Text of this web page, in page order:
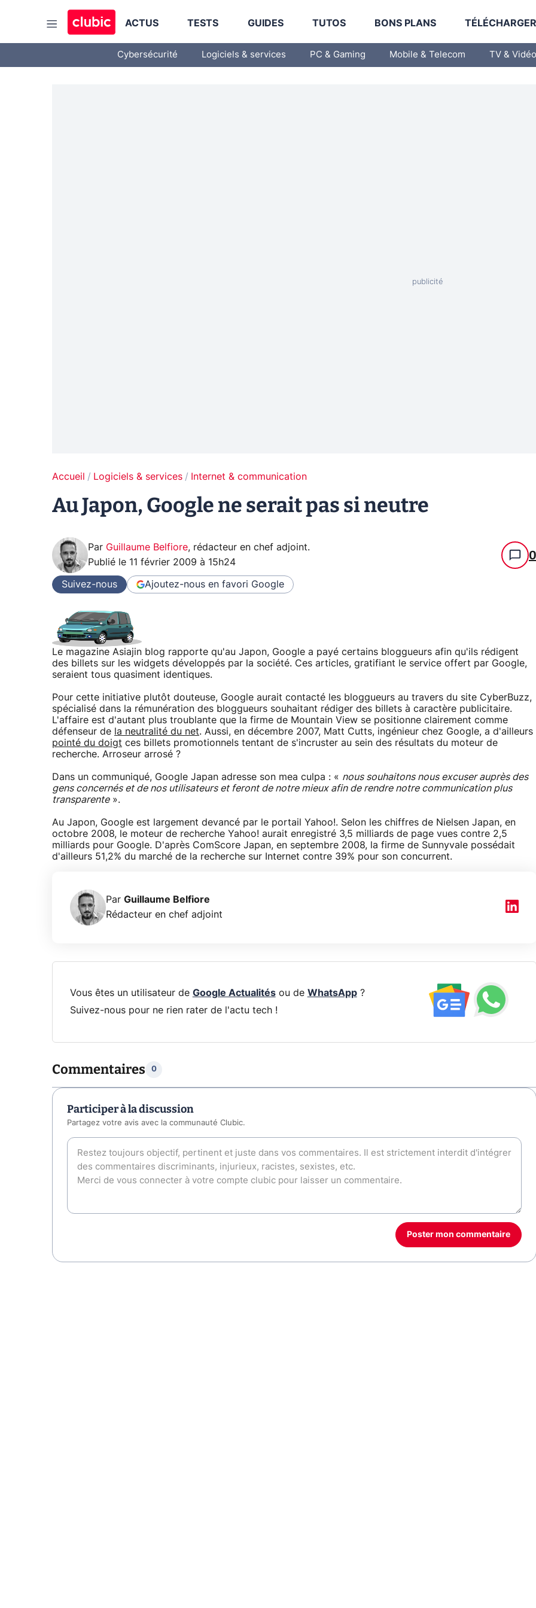
ACTUS TESTS GUIDES TUTOS BONS PLANS
Cybersécurité Logiciels & services PC & Gaming Mobile & Telecom TV & Vidéo
Accueil Logiciels & services Internet & communication
Au Japon, Google ne serait pas si neutre
Par Guillaume Belfiore, rédacteur en chef adjoint.
Publié le 11 février 2009 à 15h24 0
Suivez-nous Ajoutez-nous en favori Google
Le magazine Asiajin blog rapporte qu'au Japon, Google a payé certains bloggueurs afin qu'ils rédigent
des billets sur les widgets développés par la société. Ces articles, gratifiant le service offert par Google,
seraient tous quasiment identiques.
Pour cette initiative plutôt douteuse, Google aurait contacté les bloggueurs au travers du site CyberBuzz,
spécialisé dans la rémunération des bloggueurs souhaitant rédiger des billets à caractère publicitaire.
L'affaire est d'autant plus troublante que la firme de Mountain View se positionne clairement comme
défenseur de la neutralité du net. Aussi, en décembre 2007, Matt Cutts, ingénieur chez Google, a d'ailleurs
pointé du doigt ces billets promotionnels tentant de s'incruster au sein des résultats du moteur de
recherche. Arroseur arrosé ?
Dans un communiqué, Google Japan adresse son mea culpa : « nous souhaitons nous excuser auprès des
gens concernés et de nos utilisateurs et feront de notre mieux afin de rendre notre communication plus
transparente».
Au Japon, Google est largement devancé par le portail Yahoo!. Selon les chiffres de Nielsen Japan, en
octobre 2008, le moteur de recherche Yahoo! aurait enregistré 3,5 milliards de page vues contre 2,5
milliards pour Google. D'après ComScore Japan, en septembre 2008, la firme de Sunnyvale possédait
d'ailleurs 51,2% du marché de la recherche sur Internet contre 39% pour son concurrent.
Par Guillaume Belfiore
Rédacteur en chef adjoint
Vous êtes un utilisateur de Google Actualitésou de WhatsApp?
Suivez-nous pour ne rien rater de l'actu tech !
Commentaires 0
Participer à la discussion
Partagez votre avis avec la communauté Clubic.
Poster mon commentaire